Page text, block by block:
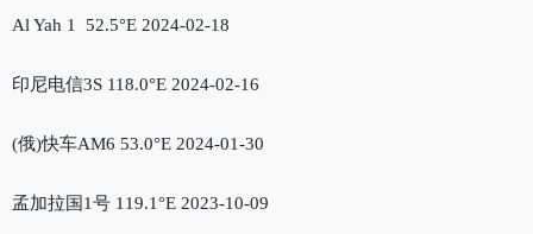
Al Yah 1 52.5°E 2024-02-18
印尼电信3S 118.0°E 2024-02-16
(俄)快车AM6 53.0°E 2024-01-30
孟加拉国1号 119.1°E 2023-10-09